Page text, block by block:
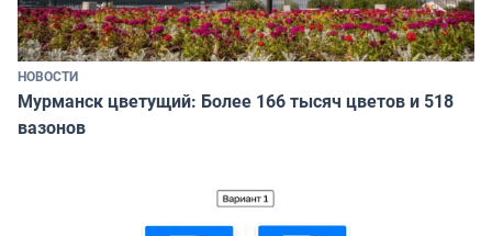
НОВОСТИ
Мурманск цветущий: Более 166 тысяч цветов и 518
вазонов